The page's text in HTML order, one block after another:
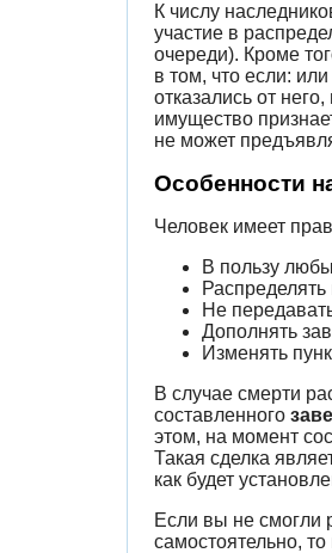
К числу
участие в
очереди). Кроме
в том, что если:
отказались от
имущество
не может
Особенности
Человек имеет
В пользу
Не
Дополнять
Изменять
В случае смерти
составленного
этом, на момент
Такая сделка
как будет
Если вы не смогли
самостоятельно,